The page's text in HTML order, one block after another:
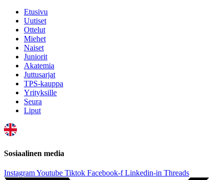
Etusivu
Uutiset
Ottelut
Miehet
Naiset
Juniorit
Akatemia
Juttusarjat
TPS-kauppa
Yrityksille
Seura
Liput
Sosiaalinen media
InstagramYoutube Tiktok Facebook-f Linkedin-in Threads